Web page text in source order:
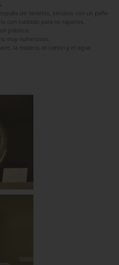
de lavarlos, sécalos con un paño
con cuidado para no rayarlos.
plástico.
muy numerosos.
la madera, el cartón y el agua.